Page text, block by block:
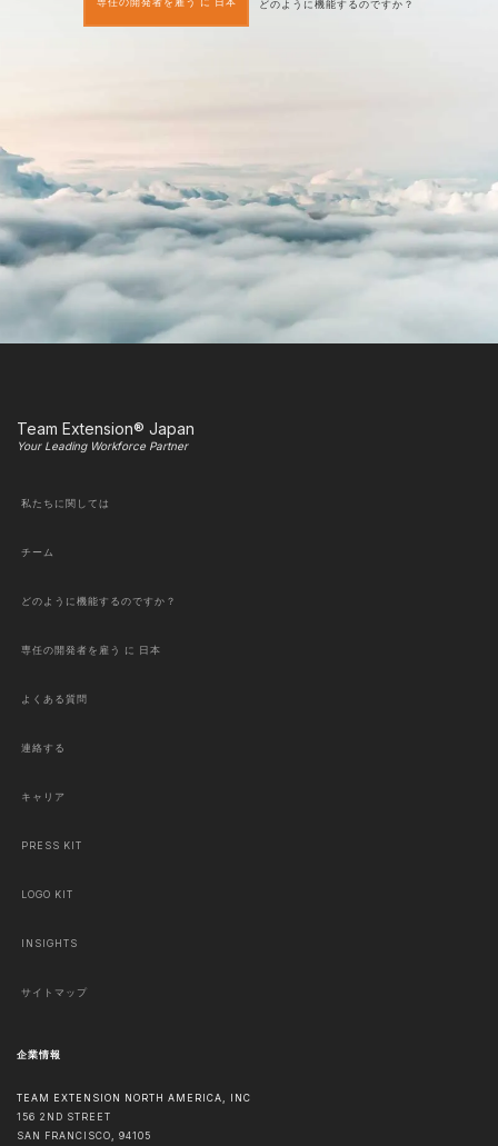
専任の開発者を雇う に 日本 どのように機能するのですか？
Team Extension® Japan
Your Leading Workforce Partner
私たちに関しては
チーム
どのように機能するのですか？
専任の開発者を雇う に 日本
よくある質問
連絡する
キャリア
PRESS KIT
LOGO KIT
INSIGHTS
サイトマップ
企業情報
TEAM EXTENSION NORTH AMERICA, INC
156 2ND STREET
SAN FRANCISCO, 94105